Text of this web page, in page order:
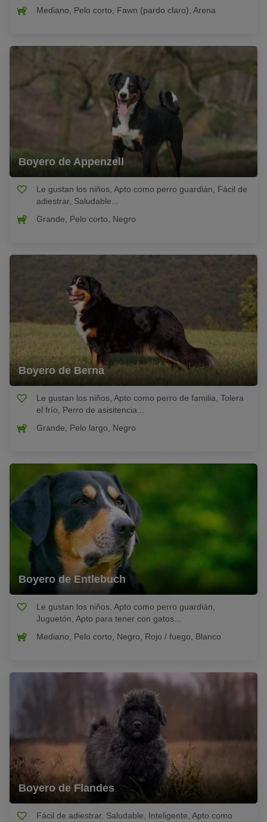
Mediano, Pelo corto, Fawn (pardo claro), Arena
Boyero de Appenzell
Le gustan los niños, Apto como perro guardián, Fácil de
adiestrar, Saludable...
Grande, Pelo corto, Negro
Boyero de Berna
Le gustan los niños, Apto como perro de familia, Tolera
el frío, Perro de asisitencia...
Grande, Pelo largo, Negro
Boyero de Entlebuch
Le gustan los niños, Apto como perro guardián,
Juguetón, Apto para tener con gatos...
Mediano, Pelo corto, Negro, Rojo / fuego, Blanco
Boyero de Flandes
Fácil de adiestrar, Saludable, Inteligente, Apto como